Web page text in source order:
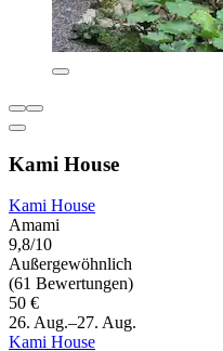
Kami House
Kami House
Amami
9,8/10
Außergewöhnlich
(61 Bewertungen)
50 €
26. Aug.–27. Aug.
Kami House